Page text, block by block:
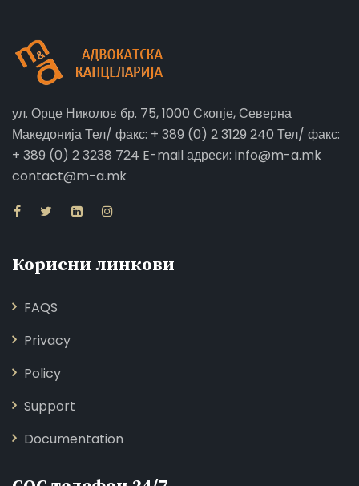
ул. Орце Николов бр. 75, 1000 Скопје, Северна
Македонија Тел/ факс: + 389 (0) 2 3129 240 Тел/ факс:
+ 389 (0) 2 3238 724 E-mail адреси: info@m-a.mk
contact@m-a.mk
Корисни линкови
FAQS
Privacy
Policy
Support
Documentation